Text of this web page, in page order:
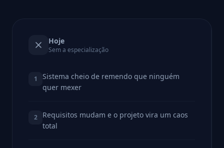
Hoje
Sem a especialização
1
Sistema cheio de remendo que ninguém
quer mexer
2
Requisitos mudam e o projeto vira um caos
total